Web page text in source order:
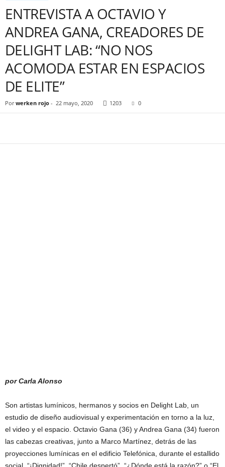
ENTREVISTA A OCTAVIO Y
ANDREA GANA, CREADORES DE
DELIGHT LAB: “NO NOS
ACOMODA ESTAR EN ESPACIOS
DE ELITE”
Por werken rojo - 22 mayo, 2020 1203 0
por Carla Alonso
Son artistas lumínicos, hermanos y socios en Delight Lab, un
estudio de diseño audiovisual y experimentación en torno a la luz,
el video y el espacio. Octavio Gana (36) y Andrea Gana (34) fueron
las cabezas creativas, junto a Marco Martínez, detrás de las
proyecciones lumínicas en el edificio Telefónica, durante el estallido